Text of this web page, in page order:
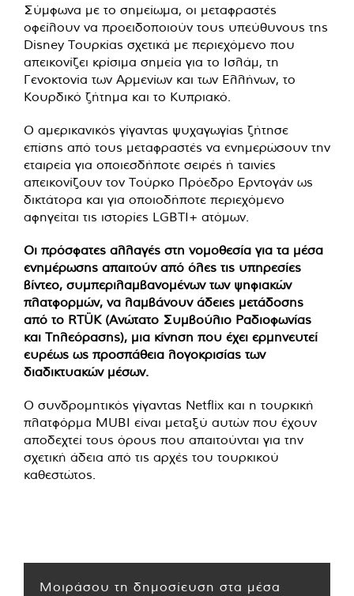
Σύμφωνα με το σημείωμα, οι μεταφραστές
οφείλουν να προειδοποιούν τους υπεύθυνους της
Disney Τουρκίας σχετικά με περιεχόμενο που
απεικονίζει κρίσιμα σημεία για το Ισλάμ, τη
Γενοκτονία των Αρμενίων και των Ελλήνων, το
Κουρδικό ζήτημα και το Κυπριακό.
Ο αμερικανικός γίγαντας ψυχαγωγίας ζήτησε
επίσης από τους μεταφραστές να ενημερώσουν την
εταιρεία για οποιεσδήποτε σειρές ή ταινίες
απεικονίζουν τον Τούρκο Πρόεδρο Ερντογάν ως
δικτάτορα και για οποιοδήποτε περιεχόμενο
αφηγείται τις ιστορίες LGBTI+ ατόμων.
Οι πρόσφατες αλλαγές στη νομοθεσία για τα μέσα
ενημέρωσης απαιτούν από όλες τις υπηρεσίες
βίντεο, συμπεριλαμβανομένων των ψηφιακών
πλατφορμών, να λαμβάνουν άδειες μετάδοσης
από το RTÜK (Ανώτατο Συμβούλιο Ραδιοφωνίας
και Τηλεόρασης), μια κίνηση που έχει ερμηνευτεί
ευρέως ως προσπάθεια λογοκρισίας των
διαδικτυακών μέσων.
Ο συνδρομητικός γίγαντας Netflix και η τουρκική
πλατφόρμα MUBI είναι μεταξύ αυτών που έχουν
αποδεχτεί τους όρους που απαιτούνται για την
σχετική άδεια από τις αρχές του τουρκικού
καθεστώτος.
Μοιράσου τη δημοσίευση στα μέσα